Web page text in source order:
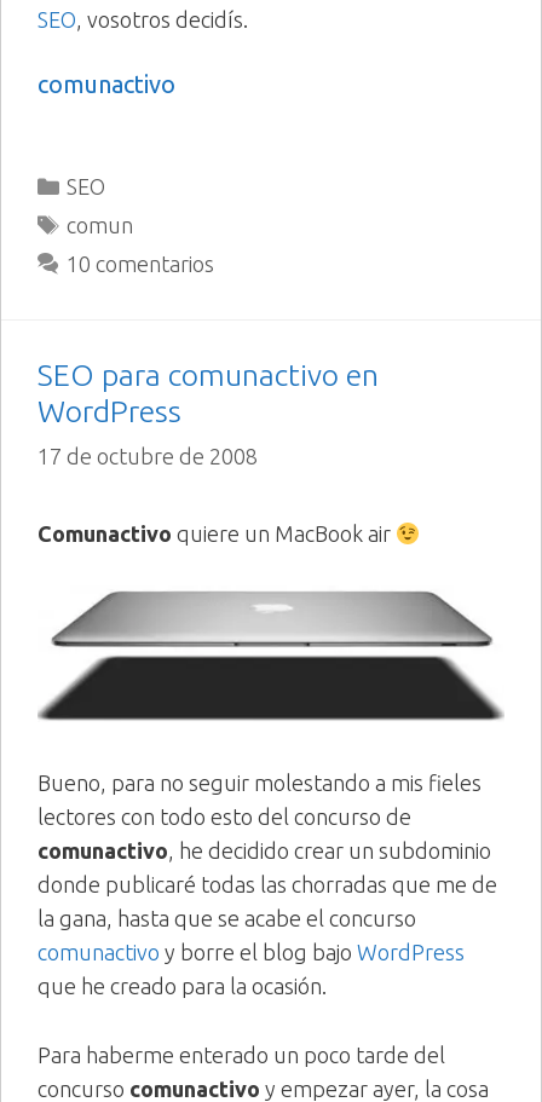
SEO , vosotros decidís.
comunactivo
Categorías
SEO
Etiquetas
comun
10 comentarios
SEO para comunactivo en
WordPress
17 de octubre de 2008
Comunactivo quiere un MacBook air
Bueno, para no seguir molestando a mis fieles
lectores con todo esto del concurso de
comunactivo, he decidido crear un subdominio
donde publicaré todas las chorradas que me de
la gana, hasta que se acabe el concurso
comunactivo y borre el blog bajo WordPress
que he creado para la ocasión.
Para haberme enterado un poco tarde del
concurso comunactivo y empezar ayer, la cosa